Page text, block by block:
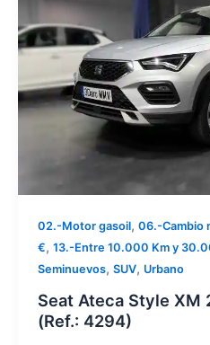
02.-Motor gasoil, 06.-Cambio
€, 13.-Entre 10.000 Km y
Seminuevos, SUV, Urbano
Seat Ateca Style XM
(Ref.: 4294)